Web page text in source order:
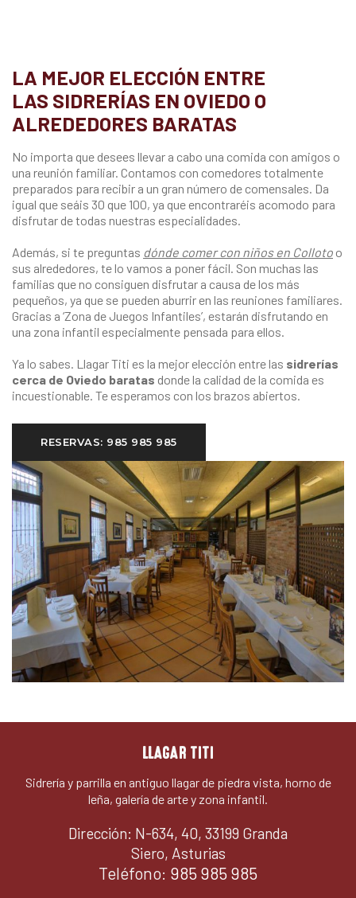
LA MEJOR ELECCIÓN ENTRE
LAS SIDRERÍAS EN OVIEDO O
ALREDEDORES BARATAS
No importa que desees llevar a cabo una comida con amigos o
una reunión familiar. Contamos con comedores totalmente
preparados para recibir a un gran número de comensales. Da
igual que seáis 30 que 100, ya que encontraréis acomodo para
disfrutar de todas nuestras especialidades.
Además, si te preguntas dónde comer con niños en Colloto o
sus alrededores, te lo vamos a poner fácil. Son muchas las
familias que no consiguen disfrutar a causa de los más
pequeños, ya que se pueden aburrir en las reuniones familiares.
Gracias a ‘Zona de Juegos Infantiles’, estarán disfrutando en
una zona infantil especialmente pensada para ellos.
Ya lo sabes. Llagar Titi es la mejor elección entre las sidrerías
cerca de Oviedo baratas donde la calidad de la comida es
incuestionable. Te esperamos con los brazos abiertos.
RESERVAS: 985 985 985
LLAGAR TITI
Sidrería y parrilla en antiguo llagar de piedra vista, horno de
leña, galería de arte y zona infantil.
Dirección: N-634, 40, 33199 Granda
Siero, Asturias
Teléfono: 985 985 985